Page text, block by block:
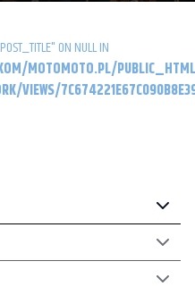
ON NULL IN
MOTOMOTO.PL/
VIEWS/